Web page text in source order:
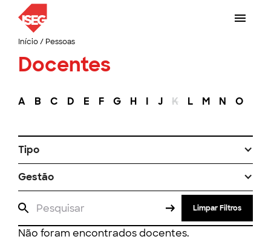
Início/ Pessoas
Docentes
A B C D E F G H I J K L M N O
Tipo
Gestão
Limpar Filtros
Não foram encontrados docentes.